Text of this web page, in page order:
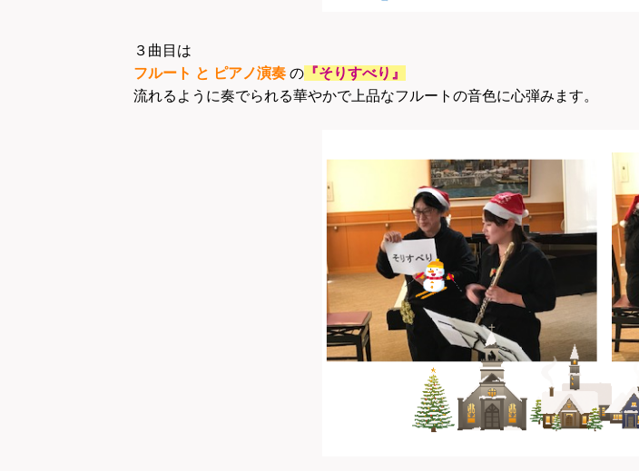
３曲目は
フルート と ピアノ演奏 の 『そりすべり』
流れるように奏でられる華やかで上品なフルートの音色に心弾みます。